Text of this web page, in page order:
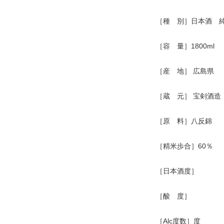
［種 別］日本酒
［容 量］1800ml
［産 地］ 広島県
［蔵 元］ 宝剣酒造
［原 料］八反錦
［精米歩合］60％
［日本酒度］
［酸 度］
［Alc度数］度